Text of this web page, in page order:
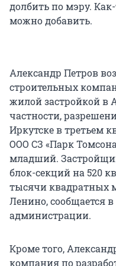
долбить по мэру.
можно добавить.
Александр Петров
строительных
жилой застройкой в
частности,
Иркутске в третьем
ООО СЗ «Парк
младший.
блок-секций на 520
тысячи квадратных
Ленино, сообщается
администрации.
Кроме того,
компания по